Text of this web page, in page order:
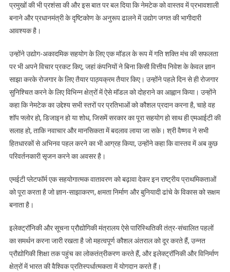
प्रमुखों की भी प्रशंसा की और इस बात पर बल दिया कि नेमटेक को वास्तव में प्रभावशाली
बनाने और प्रधानमंत्री के दृष्टिकोण के अनुरूप ढालने में उद्योग जगत की भागीदारी
आवश्यक है।
उन्होंने उद्योग-अकादमिक सहयोग के लिए एक मॉडल के रूप में गति शक्ति मंच की सफलता
पर भी अपने विचार प्रकट किए, जहां कंपनियों ने बिना किसी वित्तीय निवेश के केवल ज्ञान
साझा करके रोजगार के लिए तैयार पाठ्यक्रम तैयार किए। उन्होंने पहले दिन से ही रोजगार
सुनिश्चित करने के लिए विभिन्न क्षेत्रों में ऐसे मॉडल को दोहराने का आह्वान किया। उन्होंने
कहा कि नेमटेक का उद्देश्य सभी स्तरों पर प्रतिभाओं को कौशल प्रदान करना है, चाहे वह
शॉप फ्लोर हो, डिजाइन हो या शोध, जिसमें सरकार का पूरा सहयोग हो साथ ही एमआईटी की
सलाह हो, ताकि नवाचार और मानसिकता में बदलाव लाया जा सके। श्री वैष्णव ने सभी
हितधारकों से अभिनव पहल करने का भी आग्रह किया, उन्होंने कहा कि वास्तव में अब कुछ
परिवर्तनकारी सृजन करने का अवसर है।
एमईटी प्लेटफॉर्म एक सहयोगात्मक वातावरण को बढ़ावा देकर इन राष्ट्रीय प्राथमिकताओं
को पूरा करता है जो ज्ञान-साझाकरण, क्षमता निर्माण और बुनियादी ढांचे के विकास को सक्षम
बनाता है।
इलेक्ट्रॉनिकी और सूचना प्रौद्योगिकी मंत्रालय ऐसे पारिस्थितिकी तंत्र-संचालित पहलों
का समर्थन करना जारी रखता है जो महत्वपूर्ण कौशल अंतराल को दूर करते हैं, उन्नत
प्रौद्योगिकी शिक्षा तक पहुंच का लोकतंत्रीकरण करते हैं, और इलेक्ट्रॉनिकी और विनिर्माण
क्षेत्रों में भारत की वैश्विक प्रतिस्पर्धात्मकता में योगदान करते हैं।